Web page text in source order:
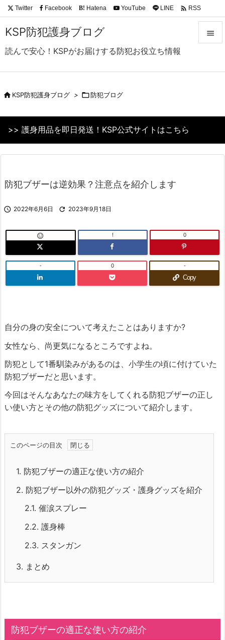
KSP防犯護身ブログ
読んで安心！KSPがお届けする防犯お役立ち情報

前へ
次へ
Twitter Facebook B! Hatena YouTube LINE  RSS
KSP防犯護身ブログ > 防犯ブログ
>> 護身用品を即日発送！KSP公式サイトはこちら
防犯ブザーは逆効果？注意点を紹介します
 2022年6月6日  2023年9月18日
 ! 0
- 0
Copy
-
自分の身の安全について考えたことはありますか?
女性なら、尚更気になるところですよね。
防犯として1番馴染みがあるのは、小学生の頃に付けていた
防犯ブザーだと思います。
今回はそんなあなたの味方をしてくれる防犯ブザーの正し
い使い方とその他の防犯グッズについて紹介します。
このページの目次
1. 防犯ブザーの適正な使い方の紹介
2. 防犯ブザー以外の防犯グッズ・護身グッズを紹介
2.1. 催涙スプレー
2.2. 護身棒
2.3. スタンガン
3. まとめ
防犯ブザーの適正な使い方の紹介